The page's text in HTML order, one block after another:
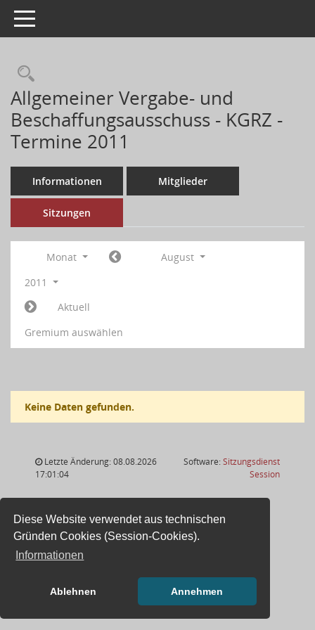
Diese Website verwendet aus technischen
Gründen Cookies (Session-Cookies).
Informationen
Ablehnen Annehmen
Toggle navigation
Allgemeiner Vergabe- und
Beschaffungsausschuss - KGRZ -
Termine 2011
Informationen Mitglieder
Sitzungen
Monat
August
2011
Aktuell
Gremium auswählen
Keine Daten gefunden.
Letzte Änderung: 08.08.2026
17:01:04
Software:Sitzungsdienst
Session(Wird in